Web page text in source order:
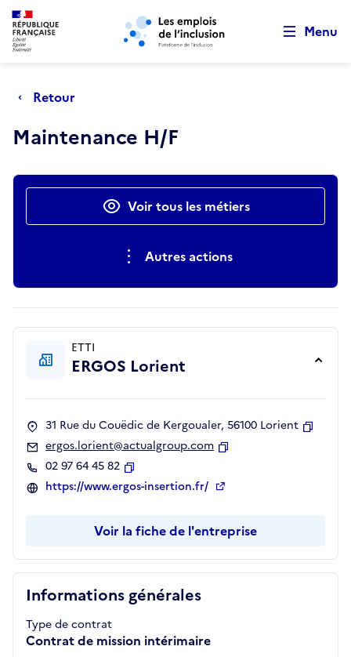
Aller au menu principal Aller au contenu principal
Menu
Retour
Maintenance H/F
Actions rapidesVoir tous les métiers
Autres actions
Informations générales
Type de contrat
Contrat de mission intérimaire
ETTI
ERGOS Lorient
31 Rue du Couëdic de Kergoualer, 56100 Lorient
ergos.lorient@actualgroup.com
02 97 64 45 82
Copier
https://www.ergos-insertion.fr/
Voir la fiche de l'entreprise
Retour au début de la page
Panneau de gestion des cookies